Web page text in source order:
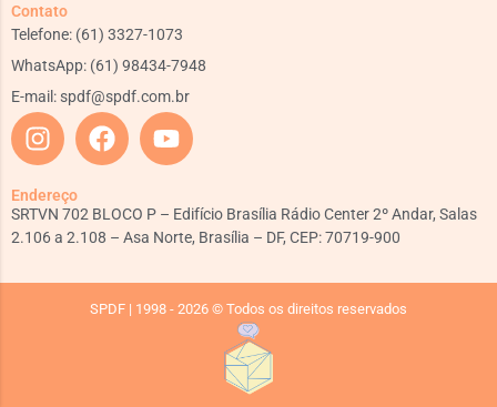
Contato
Telefone: (61) 3327-1073
WhatsApp: (61) 98434-7948
E-mail: spdf@spdf.com.br
Endereço
SRTVN 702 BLOCO P – Edifício Brasília Rádio Center 2º Andar, Salas
2.106 a 2.108 – Asa Norte, Brasília – DF, CEP: 70719-900
SPDF | 1998 - 2026 © Todos os direitos reservados